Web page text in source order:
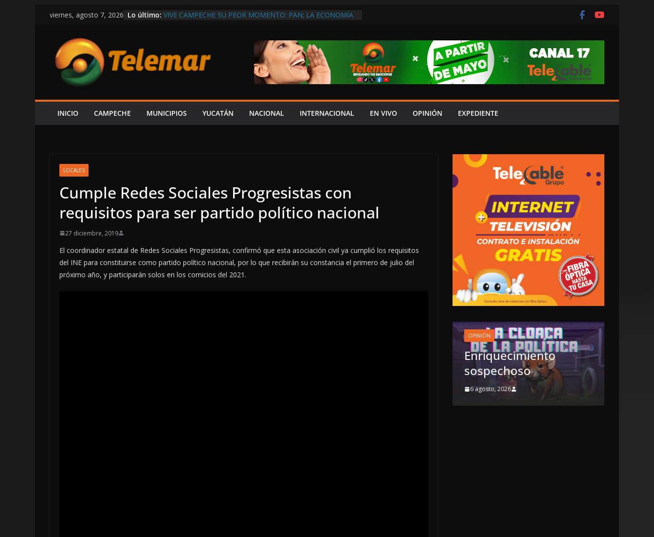
Saltar
contenido
viernes, agosto 7, 2026 Lo último: VIVE CAMPECHE SU PEOR MOMENTO: PAN; LA ECONOMÍA
DENUNCIAR ES PERDER EL TIEMPO”; INFRAESTRUCTURA
DE LA CFE ES OBSOLETA Y URGE MODERNIZARLA:
ALCALDE HIRAM ARANDA
LAYDA SE PASEA EN MADRID… Y LA BUSCAN HASTA EN
CAMPECHE
CAPTAN A LAYDA EN UNA DE LAS CADENAS DE ARTÍCULOS
INICIO CAMPECHE MUNICIPIOS YUCATÁN NACIONAL INTERNACIONAL EN VIVO OPINIÓN EXPEDIENTE
LOCALES
Cumple Redes Sociales Progresistas con
requisitos para ser partido político nacional
27 diciembre, 2019
El coordinador estatal de Redes Sociales Progresistas, confirmó que esta asociación civil ya cumplió los requisitos
del INE para constituirse como partido político nacional, por lo que recibirán su constancia el primero de julio del
próximo año, y participarán solos en los comicios del 2021.
OPINIÓN
Enriquecimiento
sospechoso
6 agosto, 2026